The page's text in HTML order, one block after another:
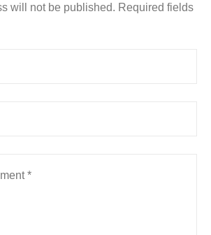
will not be published. Required fields